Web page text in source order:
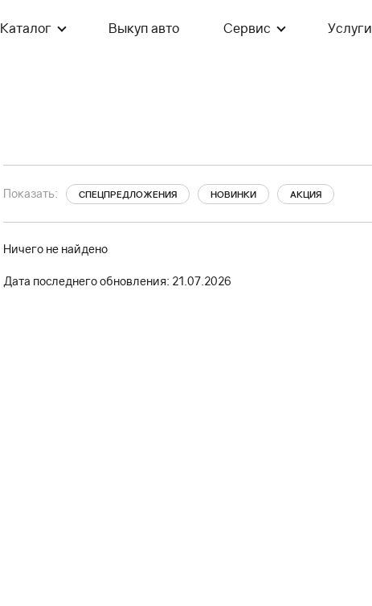
Каталог Выкуп авто Сервис Услуги
Показать: СПЕЦПРЕДЛОЖЕНИЯ НОВИНКИ АКЦИЯ
Ничего не найдено
Дата последнего обновления: 21.07.2026